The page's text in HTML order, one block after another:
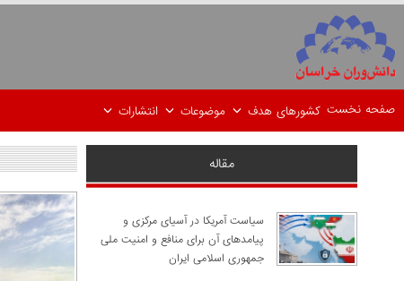
صفحه نخست کشورهای هدف موضوعات انتشارات
مقاله
سیاست آمریکا در آسیای مرکزی و
پیامدهای آن برای منافع و امنیت ملی
جمهوری اسلامی ایران